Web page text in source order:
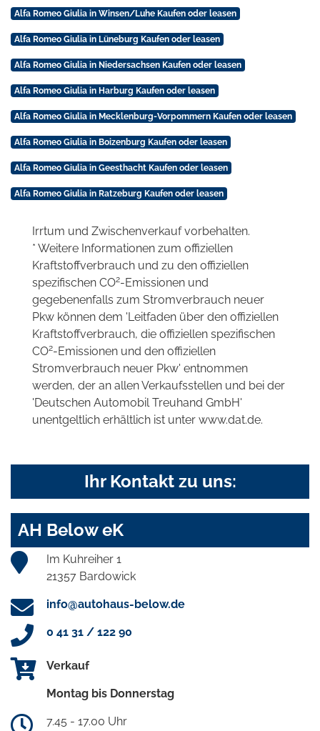
Alfa Romeo Giulia in Winsen/Luhe Kaufen oder leasen
Alfa Romeo Giulia in Lüneburg Kaufen oder leasen
Alfa Romeo Giulia in Niedersachsen Kaufen oder leasen
Alfa Romeo Giulia in Harburg Kaufen oder leasen
Alfa Romeo Giulia in Mecklenburg-Vorpommern Kaufen oder leasen
Alfa Romeo Giulia in Boizenburg Kaufen oder leasen
Alfa Romeo Giulia in Geesthacht Kaufen oder leasen
Alfa Romeo Giulia in Ratzeburg Kaufen oder leasen
Irrtum und Zwischenverkauf vorbehalten.
* Weitere Informationen zum offiziellen
Kraftstoffverbrauch und zu den offiziellen
spezifischen CO2-Emissionen und
gegebenenfalls zum Stromverbrauch neuer
Pkw können dem 'Leitfaden über den offiziellen
Kraftstoffverbrauch, die offiziellen spezifischen
CO2-Emissionen und den offiziellen
Stromverbrauch neuer Pkw' entnommen
werden, der an allen Verkaufsstellen und bei der
'Deutschen Automobil Treuhand GmbH'
unentgeltlich erhältlich ist unter www.dat.de.
Ihr Kontakt zu uns:
AH Below eK
Im Kuhreiher 1
21357 Bardowick
info@autohaus-below.de
0 41 31 / 122 90
Verkauf
Montag bis Donnerstag
7.45 - 17.00 Uhr